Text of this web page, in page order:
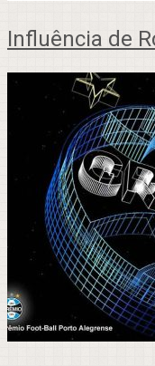
Influência de